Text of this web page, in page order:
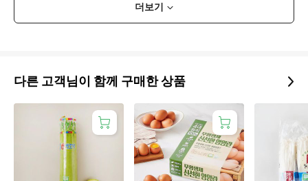
더보기
다른 고객님이 함께 구매한 상품